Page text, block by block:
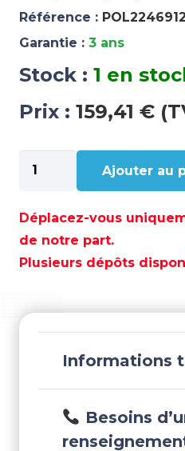
Référence :
Garantie : 3 ans
Stock : 1 en
Prix : 159,41 €
quantité
de
2002
4MM.
JAUNE/BLEU
POL2246912040
Ajouter au
Déplacez-vous
de notre part.
Plusieurs dépôts
Informations
Besoins